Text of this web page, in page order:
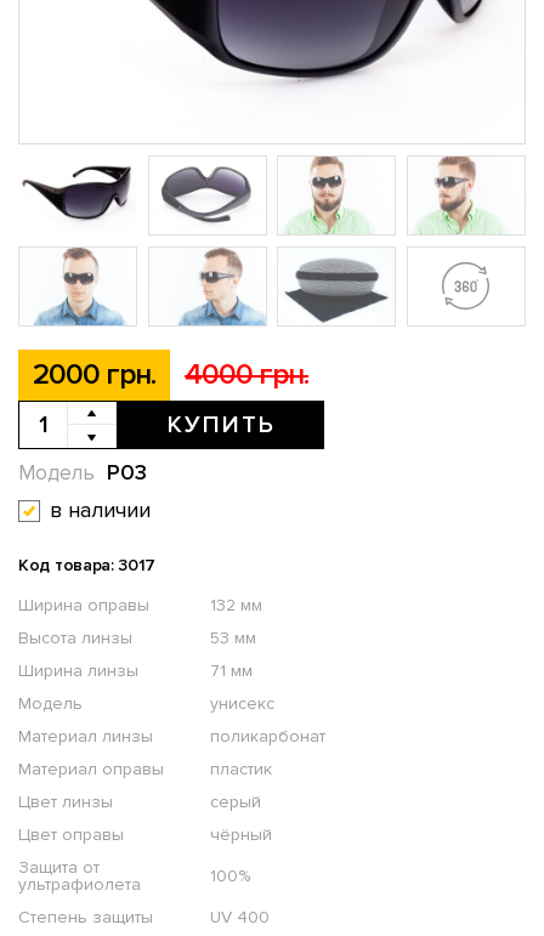
2000 грн. 4000 грн.
КУПИТЬ
P03
Модель
в наличии
Код товара: 3017
Ширина оправы
132 мм
Высота линзы
53 мм
Ширина линзы
71 мм
Модель
унисекс
Материал линзы
поликарбонат
Материал оправы
пластик
Цвет линзы
серый
Цвет оправы
чёрный
Защита от
ультрафиолета
100%
Степень защиты
UV 400